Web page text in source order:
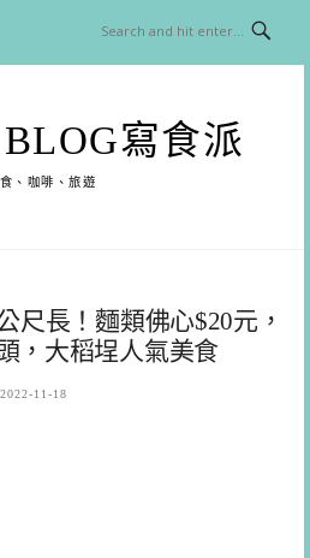
寫食派
、咖啡、旅遊
尺長！麵類佛心$20元，
，大稻埕人氣美食
2022-11-18